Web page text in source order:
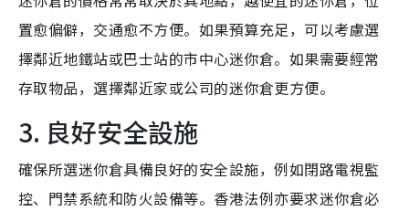
置愈偏僻，交通愈不方便。如果預算充足，可以考慮選
擇鄰近地鐵站或巴士站的市中心迷你倉。如果需要經常
存取物品，選擇鄰近家或公司的迷你倉更方便。
3. 良好安全設施
確保所選迷你倉具備良好的安全設施，例如閉路電視監
控、門禁系統和防火設備等。香港法例亦要求迷你倉必